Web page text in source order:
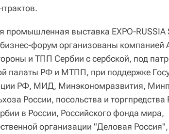
выставка EXPO-RUSSIA
форум организованы компанией
и ТПП Сербии с сербской, под
палаты РФ и МТПП, при поддержке
РФ, МИД, Минэкономразвития,
России, посольства и торгпредства
в России, Российского фонда мира,
организации "Деловая